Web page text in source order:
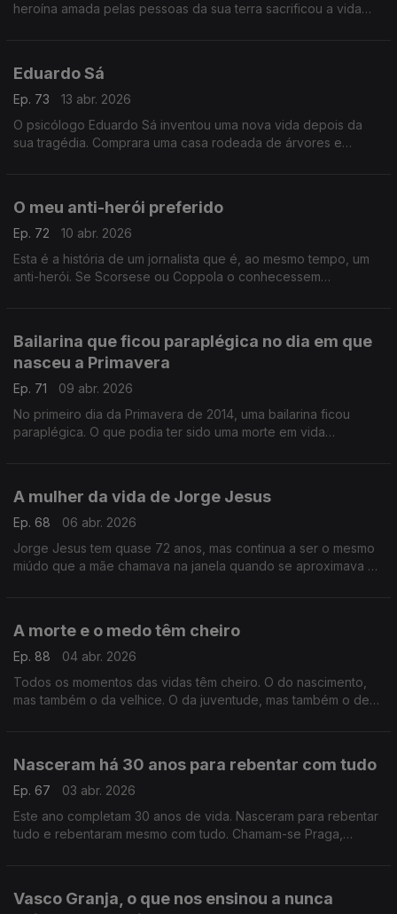
heroína amada pelas pessoas da sua terra sacrificou a vida
Eduardo Sá
Ep. 73
13 abr. 2026
O psicólogo Eduardo Sá inventou uma nova vida depois da
sua tragédia. Comprara uma casa rodeada de árvores e
O meu anti-herói preferido
Ep. 72
10 abr. 2026
Esta é a história de um jornalista que é, ao mesmo tempo, um
anti-herói. Se Scorsese ou Coppola o conhecessem
Bailarina que ficou paraplégica no dia em que
nasceu a Primavera
Ep. 71
09 abr. 2026
No primeiro dia da Primavera de 2014, uma bailarina ficou
paraplégica. O que podia ter sido uma morte em vida
A mulher da vida de Jorge Jesus
Ep. 68
06 abr. 2026
Jorge Jesus tem quase 72 anos, mas continua a ser o mesmo
miúdo que a mãe chamava na janela quando se aproximava a
A morte e o medo têm cheiro
Ep. 88
04 abr. 2026
Todos os momentos das vidas têm cheiro. O do nascimento,
mas também o da velhice. O da juventude, mas também o de
Nasceram há 30 anos para rebentar com tudo
Ep. 67
03 abr. 2026
Este ano completam 30 anos de vida. Nasceram para rebentar
tudo e rebentaram mesmo com tudo. Chamam-se Praga,
Vasco Granja, o que nos ensinou a nunca